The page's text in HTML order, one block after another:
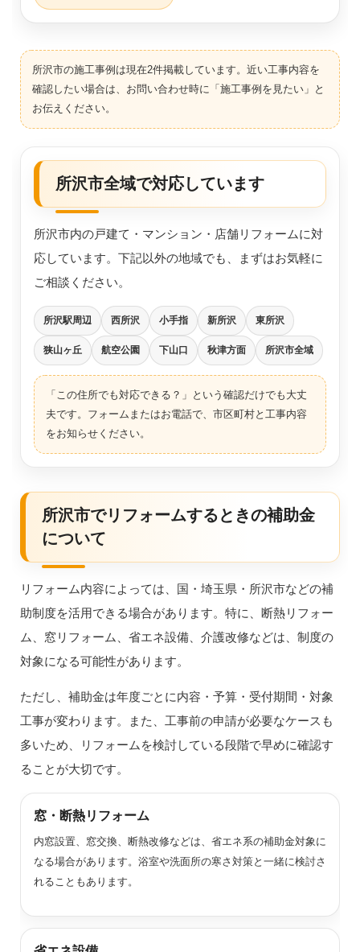
所沢市の施工事例は現在2件掲載しています。近い工事内容を
確認したい場合は、お問い合わせ時に「施工事例を見たい」と
お伝えください。
所沢市全域で対応しています
所沢市内の戸建て・マンション・店舗リフォームに対
応しています。下記以外の地域でも、まずはお気軽に
ご相談ください。
所沢駅周辺 西所沢 小手指 新所沢 東所沢
狭山ヶ丘 航空公園 下山口 秋津方面 所沢市全域
「この住所でも対応できる？」という確認だけでも大丈
夫です。フォームまたはお電話で、市区町村と工事内容
をお知らせください。
所沢市でリフォームするときの補助金
について
リフォーム内容によっては、国・埼玉県・所沢市などの補
助制度を活用できる場合があります。特に、断熱リフォー
ム、窓リフォーム、省エネ設備、介護改修などは、制度の
対象になる可能性があります。
ただし、補助金は年度ごとに内容・予算・受付期間・対象
工事が変わります。また、工事前の申請が必要なケースも
多いため、リフォームを検討している段階で早めに確認す
ることが大切です。
窓・断熱リフォーム
内窓設置、窓交換、断熱改修などは、省エネ系の補助金対象に
なる場合があります。浴室や洗面所の寒さ対策と一緒に検討さ
れることもあります。